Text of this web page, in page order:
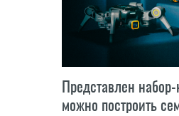
Представлен набор-
можно построить